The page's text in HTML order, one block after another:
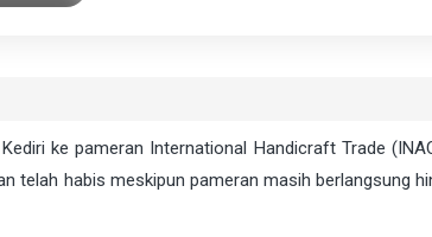
ke pameran International Handicraft Trade
telah habis meskipun pameran masih berlangsung